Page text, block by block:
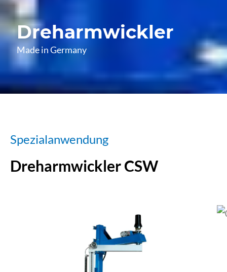
Dreharmwickler
Made in Germany
Spezialanwendung
Dreharmwickler CSW